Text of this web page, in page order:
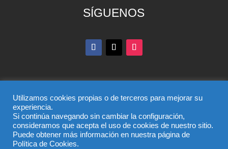
SÍGUENOS
© Partido Popular de Toledo – C/ Colombia, 6, 45004,
Toledo, Teléfono 925 285 528
Utilizamos cookies propias o de terceros para mejorar su
experiencia.
Si continúa navegando sin cambiar la configuración,
consideramos que acepta el uso de cookies de nuestro sitio.
Puede obtener más información en nuestra página de
Política de Cookies.